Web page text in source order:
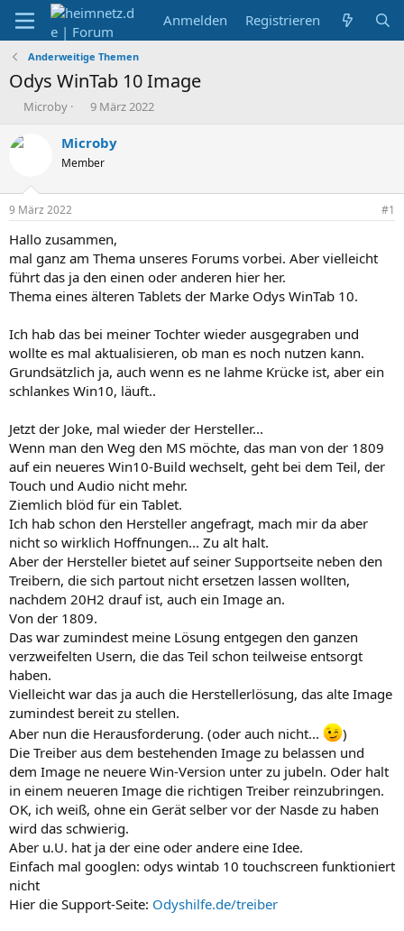
Anmelden Registrieren
Anderweitige Themen
Odys WinTab 10 Image
E
s
l
e
r
Microby
E
s
e
t
a
m
9 März 2022
Microby
Member
9 März 2022 #1
Hallo zusammen,
mal ganz am Thema unseres Forums vorbei. Aber vielleicht
führt das ja den einen oder anderen hier her.
Thema eines älteren Tablets der Marke Odys WinTab 10.
Ich hab das bei meiner Tochter wieder ausgegraben und
wollte es mal aktualisieren, ob man es noch nutzen kann.
Grundsätzlich ja, auch wenn es ne lahme Krücke ist, aber ein
schlankes Win10, läuft..
Jetzt der Joke, mal wieder der Hersteller...
Wenn man den Weg den MS möchte, das man von der 1809
auf ein neueres Win10-Build wechselt, geht bei dem Teil, der
Touch und Audio nicht mehr.
Ziemlich blöd für ein Tablet.
Ich hab schon den Hersteller angefragt, mach mir da aber
nicht so wirklich Hoffnungen... Zu alt halt.
Aber der Hersteller bietet auf seiner Supportseite neben den
Treibern, die sich partout nicht ersetzen lassen wollten,
nachdem 20H2 drauf ist, auch ein Image an.
Von der 1809.
Das war zumindest meine Lösung entgegen den ganzen
verzweifelten Usern, die das Teil schon teilweise entsorgt
haben.
Vielleicht war das ja auch die Herstellerlösung, das alte Image
zumindest bereit zu stellen.
Aber nun die Herausforderung. (oder auch nicht...
)
Die Treiber aus dem bestehenden Image zu belassen und
dem Image ne neuere Win-Version unter zu jubeln. Oder halt
in einem neueren Image die richtigen Treiber reinzubringen.
OK, ich weiß, ohne ein Gerät selber vor der Nasde zu haben
wird das schwierig.
Aber u.U. hat ja der eine oder andere eine Idee.
Einfach mal googlen: odys wintab 10 touchscreen funktioniert
nicht
Hier die Support-Seite: Odyshilfe.de/treiber